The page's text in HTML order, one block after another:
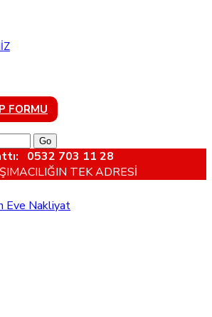
FORMU
0532 703 11 28
TEK ADRESİ